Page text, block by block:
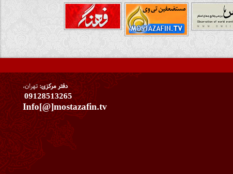
دفتر مرکزی:تهران،
09128513265
Info[@]mostazafin.tv